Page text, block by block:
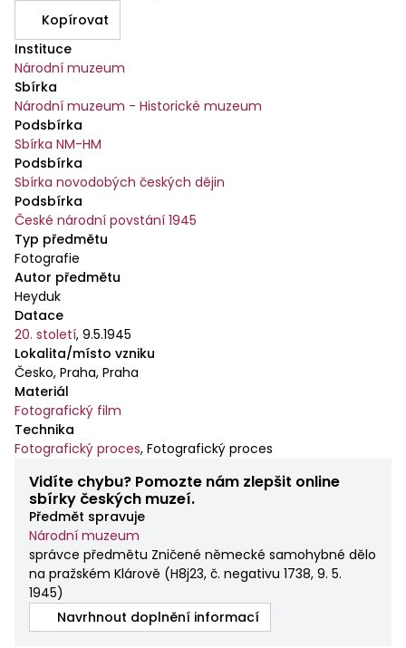
Kopírovat
Instituce
Národní muzeum
Sbírka
Národní muzeum - Historické muzeum
Podsbírka
Sbírka NM-HM
Podsbírka
Sbírka novodobých českých dějin
Podsbírka
České národní povstání 1945
Typ předmětu
Fotografie
Autor předmětu
Heyduk
Datace
20. století, 9.5.1945
Lokalita/místo vzniku
Česko, Praha, Praha
Materiál
Fotografický film
Technika
Fotografický proces, Fotografický proces
Vidíte chybu? Pomozte nám zlepšit online
sbírky českých muzeí.
Předmět spravuje
Národní muzeum
správce předmětu Zničené německé samohybné dělo
na pražském Klárově (H8j23, č. negativu 1738, 9. 5.
1945)
Navrhnout doplnění informací